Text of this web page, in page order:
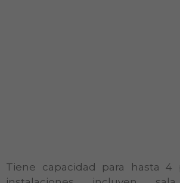
Tiene capacidad para hasta 4